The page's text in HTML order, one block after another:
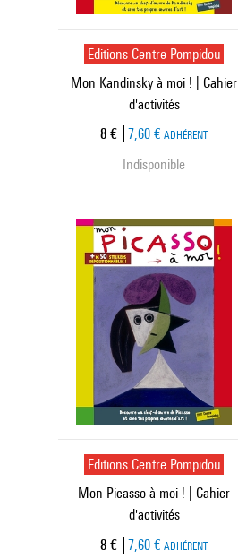
Editions Centre Pompidou
Mon Kandinsky à moi ! | Cahier
d'activités
Prix ​​actuel
8 € 7,60 € ADHÉRENT
Indisponible
Editions Centre Pompidou
Mon Picasso à moi ! | Cahier
d'activités
Prix ​​actuel
8 € 7,60 € ADHÉRENT